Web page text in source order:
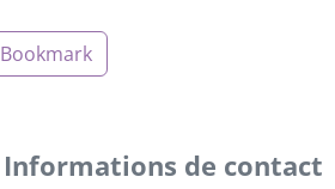
Bookmark
Informations de contact